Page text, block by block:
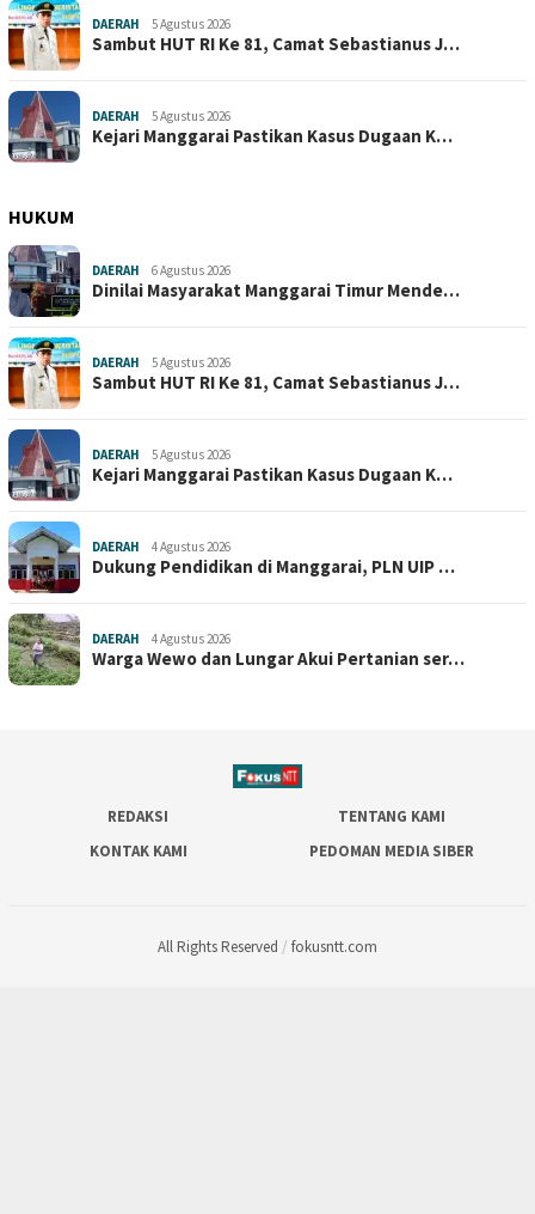
DAERAH 5 Agustus 2026
Sambut HUT RI Ke 81, Camat Sebastianus J…
DAERAH 5 Agustus 2026
Kejari Manggarai Pastikan Kasus Dugaan K…
HUKUM
DAERAH 6 Agustus 2026
Dinilai Masyarakat Manggarai Timur Mende…
DAERAH 5 Agustus 2026
Sambut HUT RI Ke 81, Camat Sebastianus J…
DAERAH 5 Agustus 2026
Kejari Manggarai Pastikan Kasus Dugaan K…
DAERAH 4 Agustus 2026
Dukung Pendidikan di Manggarai, PLN UIP …
DAERAH 4 Agustus 2026
Warga Wewo dan Lungar Akui Pertanian ser…
REDAKSI
TENTANG KAMI
KONTAK KAMI
PEDOMAN MEDIA SIBER
All Rights Reserved / fokusntt.com